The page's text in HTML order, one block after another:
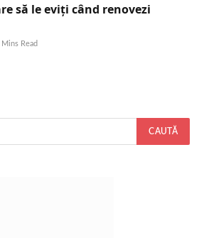
să le eviți când renovezi
Mins Read